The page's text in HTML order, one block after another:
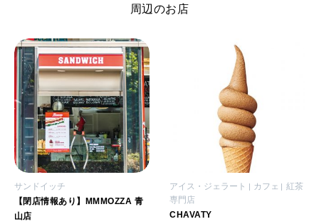
周辺のお店
サンドイッチ
【閉店情報あり】MMMOZZA 青
山店
アイス・ジェラート カフェ
紅茶
専門店
CHAVATY